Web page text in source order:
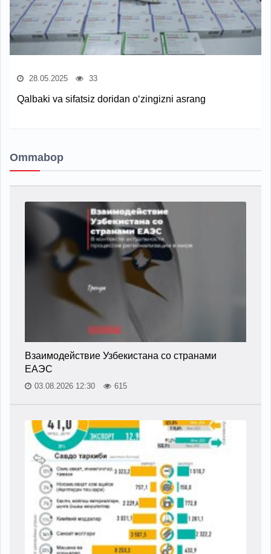
28.05.2025 33
Qalbaki va sifatsiz doridan o‘zingizni asrang
Ommabop
Взаимодействие Узбекистана со странами
ЕАЭС
03.08.2026 12:30 615